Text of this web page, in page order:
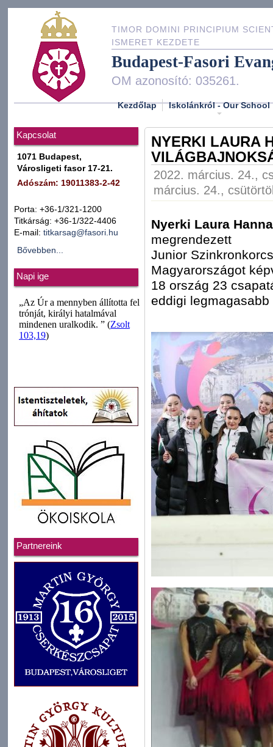
TIMOR DOMINI PRINCIPIUM
ISMERET KEZDETE
Budapest-Fasori
OM azonosító: 035261.
Kezdőlap Iskolánkról - Our School
Kapcsolat
1071 Budapest,
Városligeti fasor 17-21.
Adószám: 19011383-2-42
Porta: +36-1/321-1200
Titkárság: +36-1/322-4406
E-mail: titkarsag@fasori.hu
Bővebben...
Napi ige
Partnereink
NYERKI LAURA
2022. március. 24.,
március. 24.,
Nyerki Laura Hanna
megrendezett
Junior
Magyarországot
18 ország 23
eddigi